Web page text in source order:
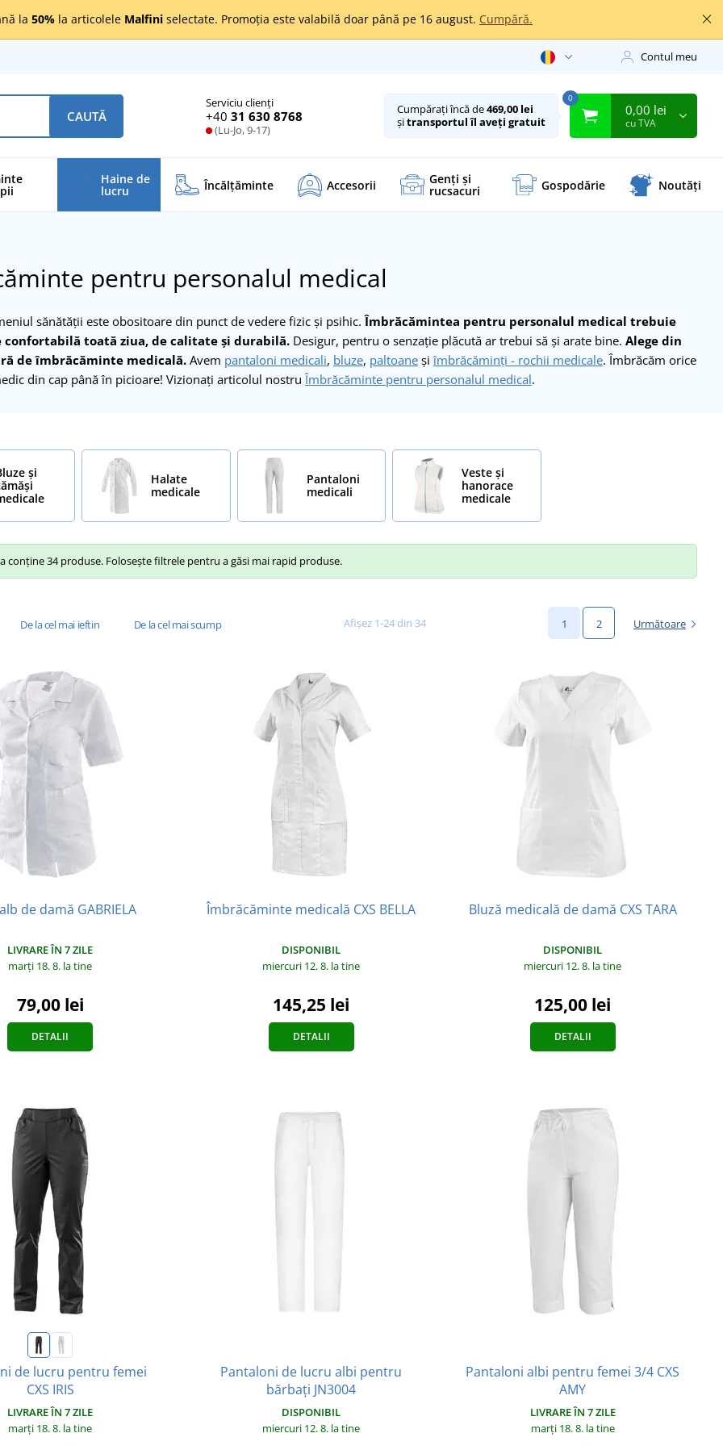
la 50% la articolele Malfini selectate. Promoția este valabilă doar până pe 16 august. Cumpără.
Contul meu
Serviciu clienți
+40 31 630 8768
(Lu-Jo, 9-17)
CAUTĂ Cumpărați încă de469,00 lei
șitransportul îl aveți gratuit
0
0,00 lei
cu TVA
Haine de
lucru Încălţăminte Accesorii Genți și
rucsacuri Gospodărie Noutăți
pentru personalul medical
sănătății este obositoare din punct de vedere fizic și psihic.Îmbrăcămintea pentru personalul medical trebuie
confortabilă toată ziua, de calitate și durabilă. Desigur, pentru o senzație plăcută ar trebui să și arate bine. Alege din
de îmbrăcăminte medicală. Avem pantaloni medicali, bluze, paltoane șiîmbrăcăminți - rochii medicale. Îmbrăcăm orice
din cap până în picioare! Vizionați articolul nostru Îmbrăcăminte pentru personalul medical.
și
Halate
medicale
Pantaloni
medicali
Veste și
hanorace
medicale
conține 34 produse. Folosește filtrele pentru a găsi mai rapid produse.
De la cel mai ieftin De la cel mai scump Afișez 1-24 din 34 1 2 Următoare
de damă GABRIELA
LIVRARE ÎN 7 ZILE
marți 18. 8. la tine
79,00 lei
DETALII
Îmbrăcăminte medicală CXS BELLA
DISPONIBIL
miercuri 12. 8. la tine
145,25 lei
DETALII
Bluză medicală de damă CXS TARA
DISPONIBIL
miercuri 12. 8. la tine
125,00 lei
DETALII
de lucru pentru femei
CXS IRIS
LIVRARE ÎN 7 ZILE
marți 18. 8. la tine
Pantaloni de lucru albi pentru
bărbați JN3004
DISPONIBIL
miercuri 12. 8. la tine
Pantaloni albi pentru femei 3/4 CXS
AMY
LIVRARE ÎN 7 ZILE
marți 18. 8. la tine